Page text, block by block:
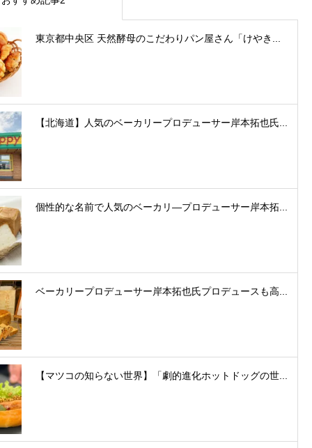
東京都中央区 天然酵母のこだわりパン屋さん「けやき...
【北海道】人気のベーカリープロデューサー岸本拓也氏...
個性的な名前で人気のベーカリ―プロデューサー岸本拓...
ベーカリープロデューサー岸本拓也氏プロデュースも高...
【マツコの知らない世界】「劇的進化ホットドッグの世...